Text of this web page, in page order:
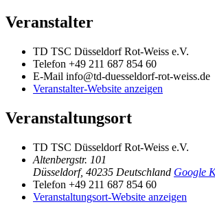
Veranstalter
TD TSC Düsseldorf Rot-Weiss e.V.
Telefon +49 211 687 854 60
E-Mail info@td-duesseldorf-rot-weiss.de
Veranstalter-Website anzeigen
Veranstaltungsort
TD TSC Düsseldorf Rot-Weiss e.V.
Altenbergstr. 101
Düsseldorf, 40235 Deutschland Google
Telefon +49 211 687 854 60
Veranstaltungsort-Website anzeigen